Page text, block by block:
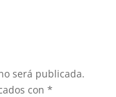
será publicada.
con *